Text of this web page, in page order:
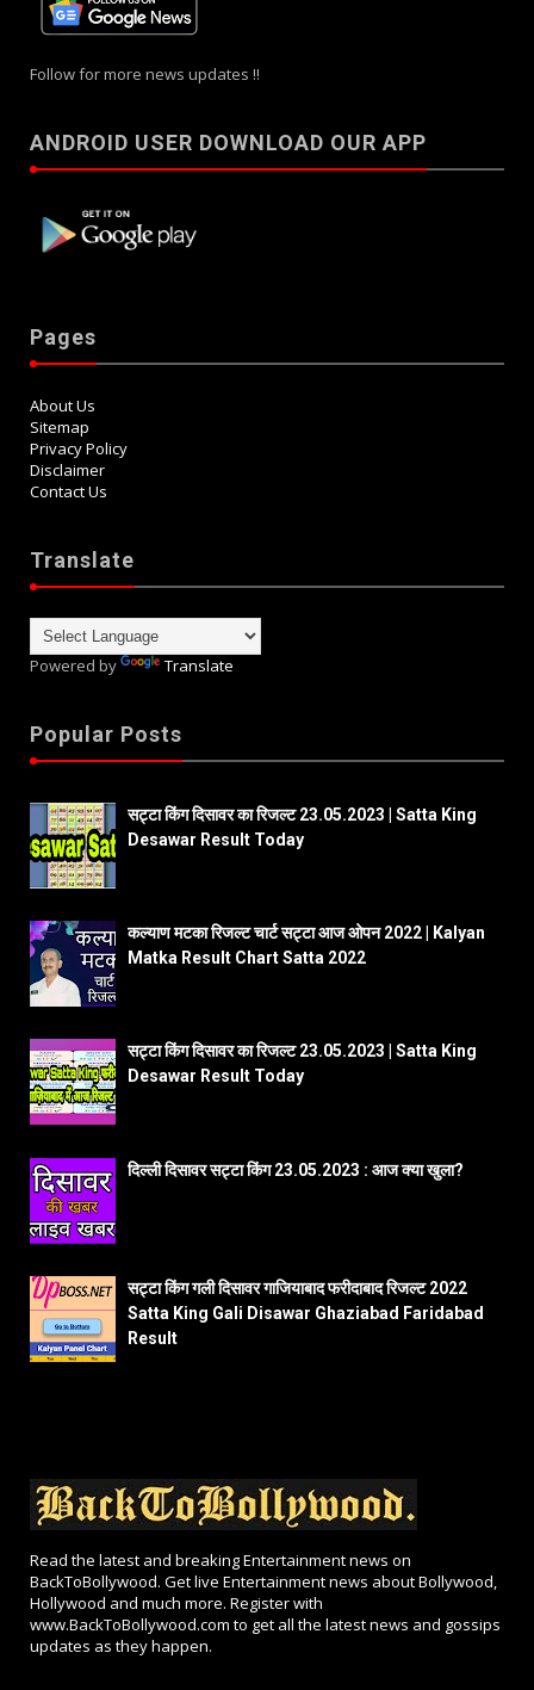
Follow for more news updates !!
ANDROID USER DOWNLOAD OUR APP
Pages
About Us
Sitemap
Privacy Policy
Disclaimer
Contact Us
Translate
Powered by Translate
Popular Posts
सट्टा किंग दिसावर का रिजल्ट 23.05.2023 | Satta King
Desawar Result Today
कल्याण मटका रिजल्ट चार्ट सट्टा आज ओपन 2022 | Kalyan
Matka Result Chart Satta 2022
सट्टा किंग दिसावर का रिजल्ट 23.05.2023 | Satta King
Desawar Result Today
दिल्ली दिसावर सट्टा किंग 23.05.2023 : आज क्या खुला?
सट्टा किंग गली दिसावर गाजियाबाद फरीदाबाद रिजल्ट 2022
Satta King Gali Disawar Ghaziabad Faridabad
Result
Read the latest and breaking Entertainment news on
BackToBollywood. Get live Entertainment news about Bollywood,
Hollywood and much more. Register with
www.BackToBollywood.com to get all the latest news and gossips
updates as they happen.